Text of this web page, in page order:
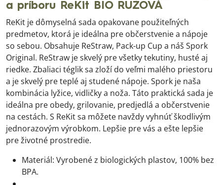
a príboru ReKit BIO RUŽOVÁ
ReKit je dômyselná sada opakovane použiteľných
predmetov, ktorá je ideálna pre občerstvenie a nápoje
so sebou. Obsahuje ReStraw, Pack-up Cup a náš Spork
Original. ReStraw je skvelý pre všetky tekutiny, husté aj
riedke. Zbaliaci téglik sa zloží do veľmi malého priestoru
a je skvelý pre teplé aj studené nápoje. Spork je naša
kombinácia lyžice, vidličky a noža. Táto praktická sada je
ideálna pre obedy, grilovanie, predjedlá a občerstvenie
na cestách. S ReKit sa môžete navždy vyhnúť škodlivým
jednorazovým výrobkom. Lepšie pre vás a ešte lepšie
pre životné prostredie.
Materiál: Vyrobené z biologických plastov, 100% bez
BPA.